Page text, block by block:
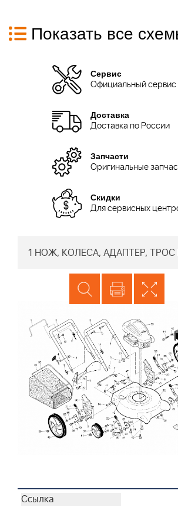
Показать все
Сервис
Официальный сервис
Доставка
Доставка по России
Запчасти
Оригинальные
Скидки
Для сервисных